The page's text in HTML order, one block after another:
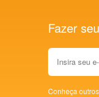
Fazer
Conheça